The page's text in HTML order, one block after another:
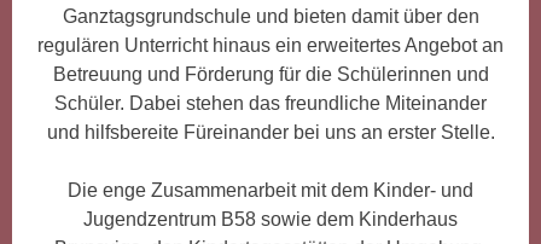
Ganztagsgrundschule und bieten damit über den
regulären Unterricht hinaus ein erweitertes Angebot an
Betreuung und Förderung für die Schülerinnen und
Schüler. Dabei stehen das freundliche Miteinander
und hilfsbereite Füreinander bei uns an erster Stelle.
Die enge Zusammenarbeit mit dem Kinder- und
Jugendzentrum B58 sowie dem Kinderhaus